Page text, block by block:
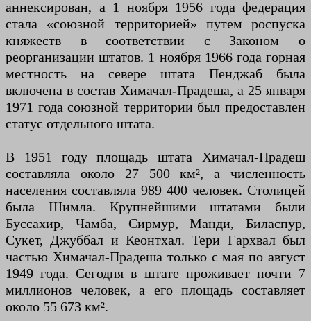
аннексирован, а 1 ноября 1956 года федерация
стала «союзной территорией» путем роспуска
княжеств в соответствии с Законом о
реорганизации штатов. 1 ноября 1966 года горная
местность на севере штата Пенджаб была
включена в состав Химачал-Прадеша, а 25 января
1971 года союзной территории был предоставлен
статус отдельного штата.
В 1951 году площадь штата Химачал-Прадеш
составляла около 27 500 км², а численность
населения составляла 989 ​​400 человек. Столицей
была Шимла. Крупнейшими штатами были
Буссахир, Чамба, Сирмур, Манди, Биласпур,
Сукет, Джуббал и Кеонтхал. Тери Гархвал был
частью Химачал-Прадеша только с мая по август
1949 года. Сегодня в штате проживает почти 7
миллионов человек, а его площадь составляет
около 55 673 км².